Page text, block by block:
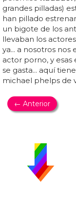
grandes pilladas)
han pillado
un bigote de los
llevaban los
ya... a nosotros
actor porno, y esas
se gasta... aquí
michael phelps de
← Anterior